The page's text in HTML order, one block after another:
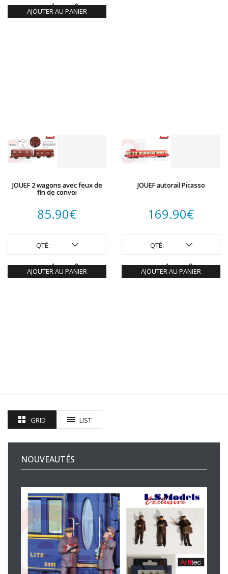
AJOUTER AU PANIER
JOUEF 2 wagons avec feux de
fin de convoi
85.90€
QTÉ:
AJOUTER AU PANIER
JOUEF autorail Picasso
169.90€
QTÉ:
AJOUTER AU PANIER
GRID LIST
NOUVEAUTÉS